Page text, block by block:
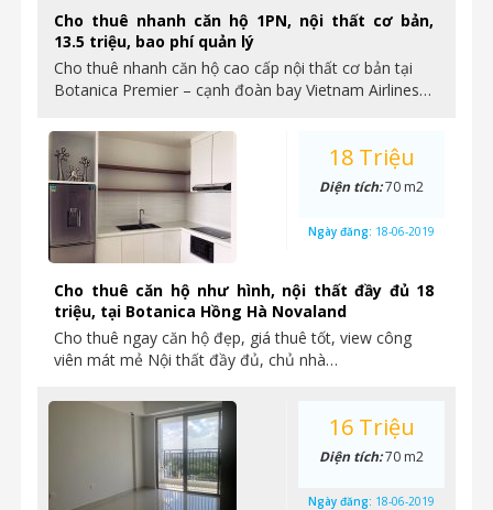
Cho thuê nhanh căn hộ 1PN, nội thất cơ bản,
13.5 triệu, bao phí quản lý
Cho thuê nhanh căn hộ cao cấp nội thất cơ bản tại
Botanica Premier – cạnh đoàn bay Vietnam Airlines…
Cho thuê căn hộ như hình, nội thất đầy đủ 18
triệu, tại Botanica Hồng Hà Novaland
Cho thuê ngay căn hộ đẹp, giá thuê tốt, view công
viên mát mẻ Nội thất đầy đủ, chủ nhà…
18 Triệu
Diện tích:70 m2
Ngày đăng: 18-06-2019
16 Triệu
Diện tích:70 m2
Ngày đăng: 18-06-2019